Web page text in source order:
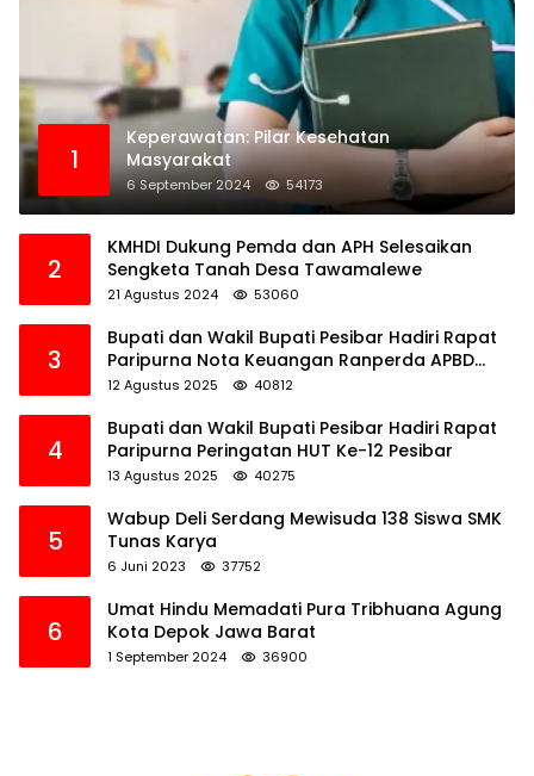
1
Keperawatan: Pilar Kesehatan
Masyarakat
6 September 2024 54173
2
KMHDI Dukung Pemda dan APH Selesaikan
Sengketa Tanah Desa Tawamalewe
21 Agustus 2024 53060
3
Bupati dan Wakil Bupati Pesibar Hadiri Rapat
Paripurna Nota Keuangan Ranperda APBD
Perubahan TA 2025
12 Agustus 2025 40812
4
Bupati dan Wakil Bupati Pesibar Hadiri Rapat
Paripurna Peringatan HUT Ke-12 Pesibar
13 Agustus 2025 40275
5
Wabup Deli Serdang Mewisuda 138 Siswa SMK
Tunas Karya
6 Juni 2023 37752
6
Umat Hindu Memadati Pura Tribhuana Agung
Kota Depok Jawa Barat
1 September 2024 36900